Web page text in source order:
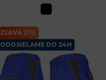
ZĽAVA 21%
ODOSIELAME DO 24H